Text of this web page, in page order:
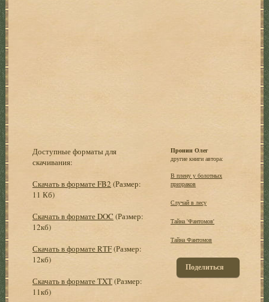
Доступные форматы для
скачивания:
Скачать в формате FB2 (Размер:
11 Кб)
Скачать в формате DOC (Размер:
12кб)
Скачать в формате RTF(Размер:
12кб)
Скачать в формате TXT(Размер:
11кб)
Пронин Олег
другие книги автора:
В плену у болотных
призраков
Случай в лесу
Тайна 'Фантомов'
Тайна Фантомов
Поделиться